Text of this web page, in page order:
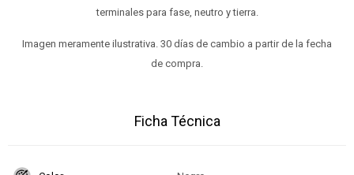
terminales para fase, neutro y tierra.
Imagen meramente ilustrativa. 30 días de cambio a partir de la fecha
de compra.
Ficha Técnica